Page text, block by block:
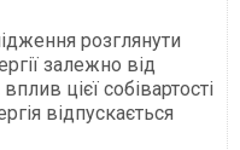
розглянути
залежно від
цієї собівартості
відпускається